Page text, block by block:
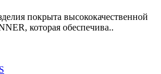
покрыта высококачественной
которая обеспечива..